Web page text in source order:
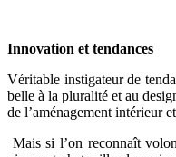
Innovation et tendances
Véritable instigateur de
belle à la pluralité et au
de l’aménagement intérieur
Mais si l’on reconnaît